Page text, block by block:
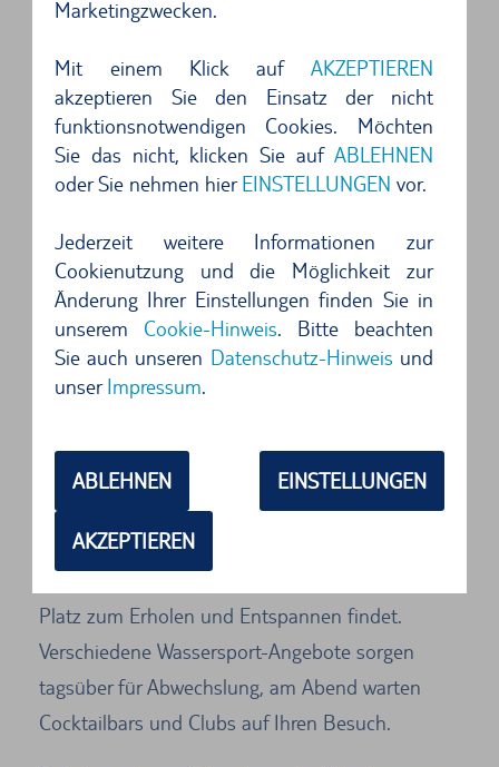
Marketingzwecken.
Mit einem Klick aufAKZEPTIEREN
akzeptieren Sie den Einsatz der nicht
funktionsnotwendigen Cookies. Möchten
Sie das nicht, klicken Sie aufABLEHNEN
oder Sie nehmen hierEINSTELLUNGEN vor.
Jederzeit weitere Informationen zur
Cookienutzung und die Möglichkeit zur
Änderung Ihrer Einstellungen finden Sie in
unserem Cookie-Hinweis. Bitte beachten
Sie auch unseren Datenschutz-Hinweis und
unserImpressum.
ABLEHNEN EINSTELLUNGEN
AKZEPTIEREN
Sie die Festung in etwa 20 Minuten, ein Ausflug
der sich wirklich lohnt.
Neben dem schönen Cala Millior lohnt es sich
noch weitere Ortschaften zu besichtigen. Mit
Ihrem Mietwagen Cala Ratjada anzusteuern ist
d'Or ist per Leihwagen prima zu erreichen und
entsprechend lohnenswert
Die Strände von Cala Millor: mit dem
Mietwagen ans Meer
nur wenige Schritte bis ins Paradies. Ein über 6
km langer goldener Sandstrand erwartet den
Besucher von Cala Millor, was selbst in der
Platz zum Erholen und Entspannen findet.
Verschiedene Wassersport-Angebote sorgen
tagsüber für Abwechslung, am Abend warten
Cocktailbars und Clubs auf Ihren Besuch.